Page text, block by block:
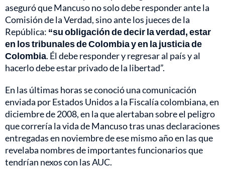
aseguró que Mancuso no solo debe responder ante la
Comisión de la Verdad, sino ante los jueces de la
República: “su obligación de decir la verdad, estar
en los tribunales de Colombia y en la justicia de
Colombia. Él debe responder y regresar al país y al
hacerlo debe estar privado de la libertad”.
En las últimas horas se conoció una comunicación
enviada por Estados Unidos a la Fiscalía colombiana, en
diciembre de 2008, en la que alertaban sobre el peligro
que correría la vida de Mancuso tras unas declaraciones
entregadas en noviembre de ese mismo año en las que
revelaba nombres de importantes funcionarios que
tendrían nexos con las AUC.